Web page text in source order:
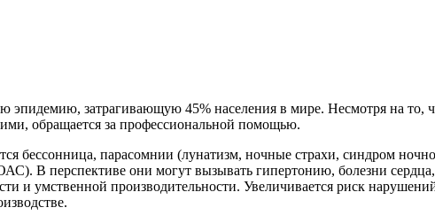
эпидемию, затрагивающую 45% населения в мире. Несмотря на
обращается за профессиональной помощью.
бессонница, парасомнии (лунатизм, ночные страхи, синдром
В перспективе они могут вызывать гипертонию, болезни сердца,
и умственной производительности. Увеличивается риск